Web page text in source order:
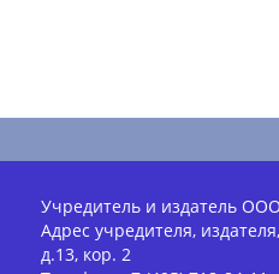
Учредитель и издатель
Адрес учредителя,
д.13, кор. 2